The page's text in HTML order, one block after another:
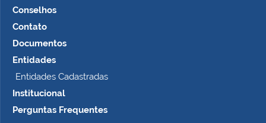
a
m
a
h
o
c
m
Conselhos
Contato
Documentos
Entidades
Entidades Cadastradas
Institucional
Perguntas Frequentes